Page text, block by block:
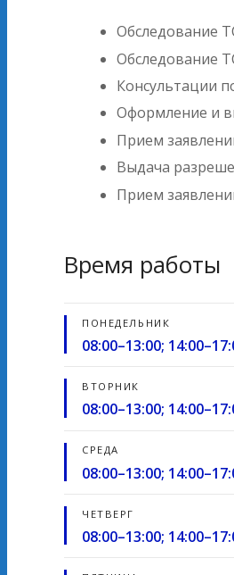
Обследование
Обследование
Консультации
Оформление и
Прием
Выдача
Прием
Время работы
ПОНЕДЕЛЬНИК
08:00–13:00;
ВТОРНИК
08:00–13:00;
СРЕДА
08:00–13:00;
ЧЕТВЕРГ
08:00–13:00;